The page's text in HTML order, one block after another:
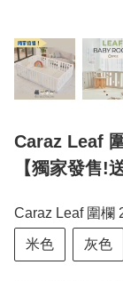
Caraz Leaf
【獨家發售!
Caraz Leaf 圍欄
米色 灰色